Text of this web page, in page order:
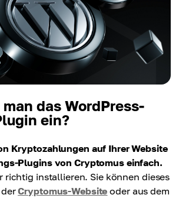
das WordPress-
ein?
Kryptozahlungen auf Ihrer Website
Plugins von Cryptomus einfach.
richtig installieren. Sie können dieses
derCryptomus-Website oder aus dem